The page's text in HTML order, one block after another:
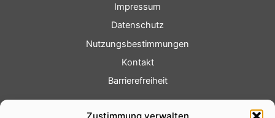
Impressum
Datenschutz
Nutzungsbestimmungen
Kontakt
Barrierefreiheit